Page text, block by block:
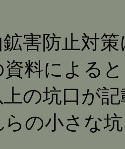
鉱害防止対
料によると
上の坑口が
の小さな